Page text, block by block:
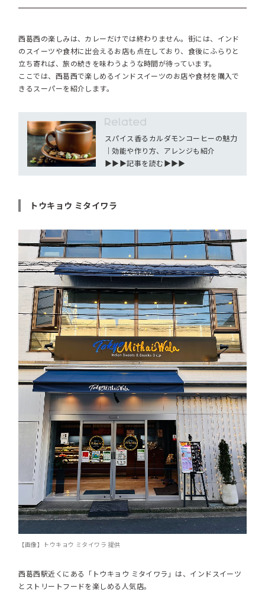
西葛西の楽しみは、カレーだけでは終わりません。街には、インド
のスイーツや食材に出会えるお店も点在しており、食後にふらりと
立ち寄れば、旅の続きを味わうような時間が待っています。
ここでは、西葛西で楽しめるインドスイーツのお店や食材を購入で
きるスーパーを紹介します。
スパイス香るカルダモンコーヒーの魅力
｜効能や作り方、アレンジも紹介
▶︎▶︎▶︎記事を読む▶︎▶︎▶︎
トウキョウ ミタイワラ
【画像】トウキョウ ミタイワラ 提供
西葛西駅近くにある「トウキョウ ミタイワラ」は、インドスイーツ
とストリートフードを楽しめる人気店。